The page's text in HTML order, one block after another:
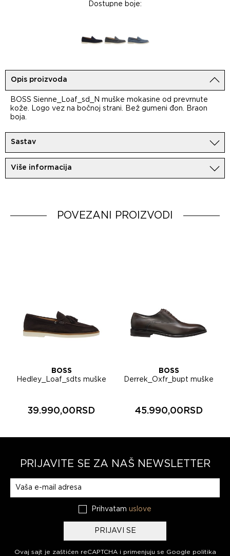
Dostupne boje:
Opis proizvoda
BOSS Sienne_Loaf_sd_N muške mokasine od prevrnute
kože. Logo vez na bočnoj strani. Bež gumeni đon. Braon
boja.
Sastav
Više informacija
POVEZANI PROIZVODI
BOSS
Hedley_Loaf_sdts muške
39.990,00RSD
BOSS
Derrek_Oxfr_bupt muške
45.990,00RSD
PRIJAVITE SE ZA NAŠ NEWSLETTER
Prihvatam uslove
PRIJAVI SE
Ovaj sajt je zaštićen reCAPTCHA i primenjuju se Google politika